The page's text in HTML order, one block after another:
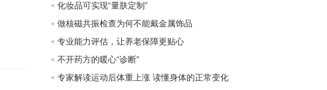
化妆品可实现“量肤定制”
做核磁共振检查为何不能戴金属饰品
专业能力评估，让养老保障更贴心
不开药方的暖心“诊断”
专家解读运动后体重上涨 读懂身体的正常变化